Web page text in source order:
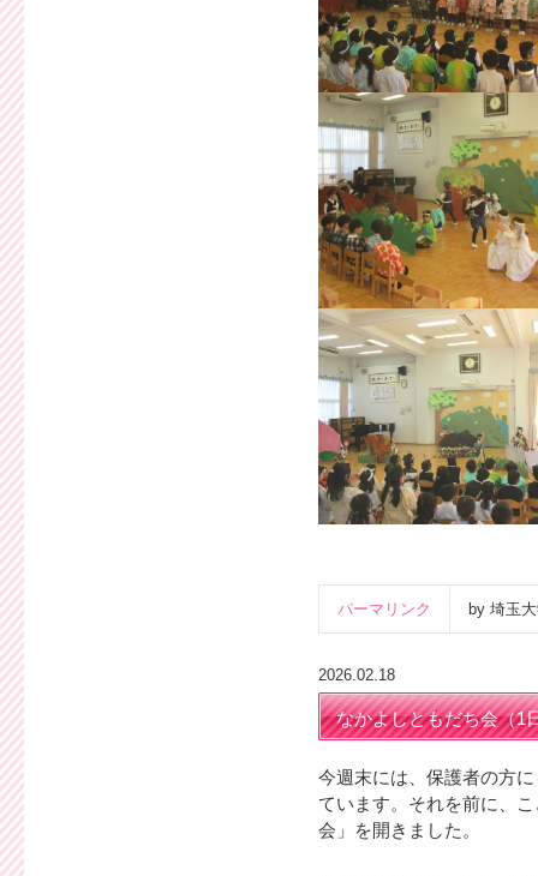
パーマリンク by 埼玉
2026.02.18
なかよしともだち会（1
今週末には、保護者の方
ています。それを前に、
会」を開きました。